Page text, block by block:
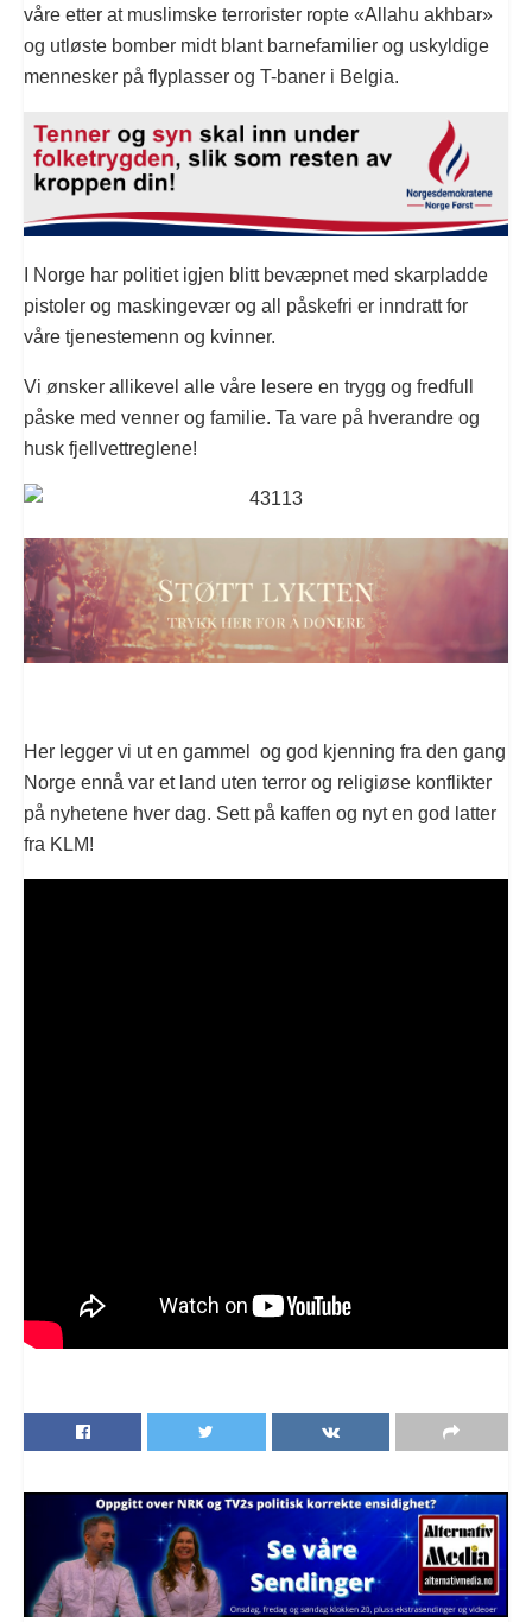
våre etter at muslimske terrorister ropte «Allahu akhbar»
og utløste bomber midt blant barnefamilier og uskyldige
mennesker på flyplasser og T-baner i Belgia.
I Norge har politiet igjen blitt bevæpnet med skarpladde
pistoler og maskingevær og all påskefri er inndratt for
våre tjenestemenn og kvinner.
Vi ønsker allikevel alle våre lesere en trygg og fredfull
påske med venner og familie. Ta vare på hverandre og
husk fjellvettreglene!
Her legger vi ut en gammel og god kjenning fra den gang
Norge ennå var et land uten terror og religiøse konflikter
på nyhetene hver dag. Sett på kaffen og nyt en god latter
fra KLM!